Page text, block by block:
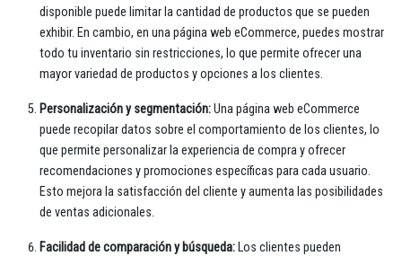
disponible puede limitar la cantidad de productos que se pueden
exhibir. En cambio, en una página web eCommerce, puedes mostrar
todo tu inventario sin restricciones, lo que permite ofrecer una
mayor variedad de productos y opciones a los clientes.
Personalización y segmentación:Una página web eCommerce
puede recopilar datos sobre el comportamiento de los clientes, lo
que permite personalizar la experiencia de compra y ofrecer
recomendaciones y promociones específicas para cada usuario.
Esto mejora la satisfacción del cliente y aumenta las posibilidades
de ventas adicionales.
Facilidad de comparación y búsqueda: Los clientes pueden